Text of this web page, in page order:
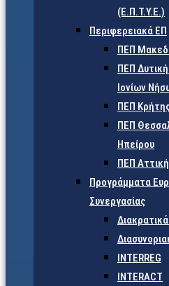
(Ε.Π.Τ.Υ.Ε.)
Περιφερειακά ΕΠ
ΠΕΠ
ΠΕΠ
Ιονίων
ΠΕΠ
ΠΕΠ
Ηπείρου
ΠΕΠ
Προγράμματα
Συνεργασίας
INTERREG
INTERACT